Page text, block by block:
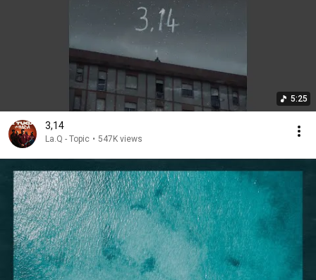
5:25
3,14
La.Q - Topic • 547K views